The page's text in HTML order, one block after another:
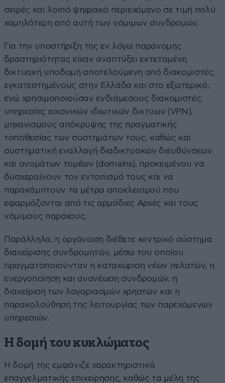
σειρές και λοιπό ψηφιακό περιεχόμενο σε τιμή πολύ
χαμηλότερη από αυτή των νόμιμων συνδρομών.
Για την υποστήριξη της εν λόγω παράνομης
δραστηριότητας είχαν αναπτύξει εκτεταμένη
δικτυακή υποδομή αποτελούμενη από διακομιστές,
εγκατεστημένους στην Ελλάδα και στο εξωτερικό,
ενώ χρησιμοποιούσαν ενδιάμεσους διακομιστές,
υπηρεσίες εικονικών ιδιωτικών δικτύων (VPN),
μηχανισμούς απόκρυψης της πραγματικής
τοποθεσίας των συστημάτων τους, καθώς και
συστηματική εναλλαγή διαδικτυακών διευθύνσεων
και ονομάτων τομέων (domains), προκειμένου να
δυσχεραίνουν τον εντοπισμό τους και να
παρακάμπτουν τα μέτρα αποκλεισμού που
εφαρμόζονται από τις αρμόδιες Αρχές και τους
νόμιμους παρόχους.
Παράλληλα, η οργάνωση διέθετε κεντρικό σύστημα
διαχείρισης συνδρομητών, μέσω του οποίου
πραγματοποιούνταν η καταχώριση νέων πελατών, η
ενεργοποίηση και ανανέωση συνδρομών, η
διαχείριση των λογαριασμών χρηστών και η
παρακολούθηση της λειτουργίας των παρεχόμενων
υπηρεσιών.
Η δομή του κυκλώματος
Η δομή της εμφάνιζε χαρακτηριστικά
επαγγελματικής επιχείρησης, καθώς τα μέλη της